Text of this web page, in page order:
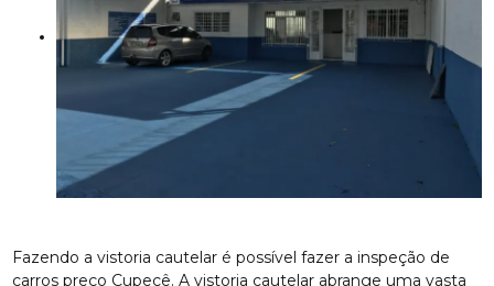
Fazendo a vistoria cautelar é possível fazer a inspeção de
carros preço Cupecê. A vistoria cautelar abrange uma vasta